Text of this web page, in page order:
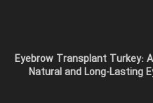
Eyebrow Transplant Turkey:
Natural and Long-Lasting